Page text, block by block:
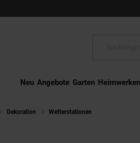
Neu Angebote Garten Heimwerken
Dekoration Wetterstationen